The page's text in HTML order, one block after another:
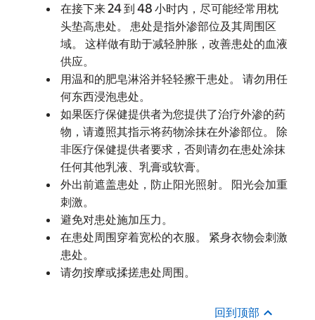
在接下来 24 到 48 小时内，尽可能经常用枕
头垫高患处。 患处是指外渗部位及其周围区
域。 这样做有助于减轻肿胀，改善患处的血液
供应。
用温和的肥皂淋浴并轻轻擦干患处。 请勿用任
何东西浸泡患处。
如果医疗保健提供者为您提供了治疗外渗的药
物，请遵照其指示将药物涂抹在外渗部位。 除
非医疗保健提供者要求，否则请勿在患处涂抹
任何其他乳液、乳膏或软膏。
外出前遮盖患处，防止阳光照射。 阳光会加重
刺激。
避免对患处施加压力。
在患处周围穿着宽松的衣服。 紧身衣物会刺激
患处。
请勿按摩或揉搓患处周围。
回到顶部